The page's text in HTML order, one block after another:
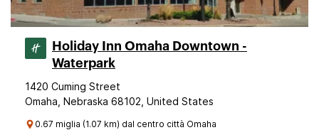
Holiday Inn Omaha Downtown -
Waterpark
1420 Cuming Street
Omaha, Nebraska 68102, United States
0.67 miglia (1.07 km) dal centro città Omaha